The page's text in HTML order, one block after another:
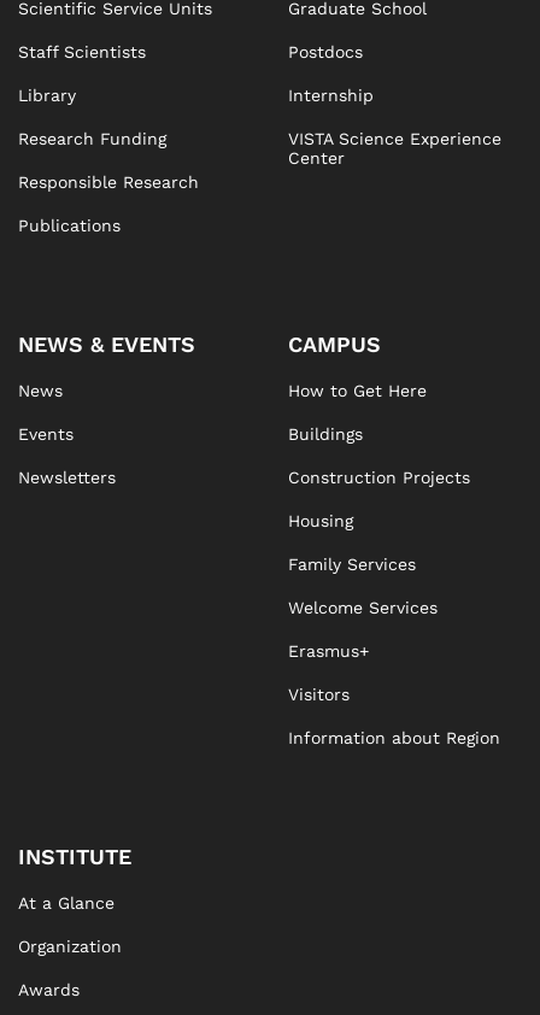
Scientific Service Units
Staff Scientists
Library
Research Funding
Responsible Research
Publications
Graduate School
Postdocs
Internship
VISTA Science Experience
Center
NEWS & EVENTS
News
Events
Newsletters
CAMPUS
How to Get Here
Buildings
Construction Projects
Housing
Family Services
Welcome Services
Erasmus+
Visitors
Information about Region
INSTITUTE
At a Glance
Organization
Awards